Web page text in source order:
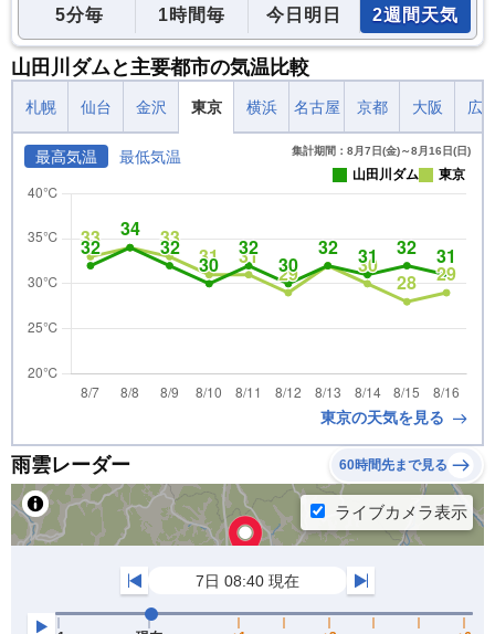
5分毎 1時間毎 今日明日 2週間天気
山田川ダムと主要都市の気温比較
札幌 仙台 金沢 東京 横浜 名古屋 京都 大阪 広
最高気温 最低気温 集計期間：8月7日(金)～8月16日(日)
山田川ダム 東京
東京の天気を見る
雨雲レーダー 60時間先まで見る